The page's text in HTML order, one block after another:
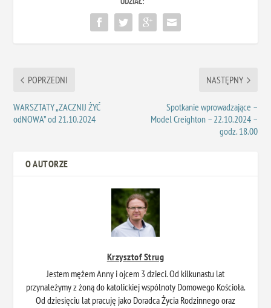
POPRZEDNI
WARSZTATY „ZACZNIJ ŻYĆ
odNOWA” od 21.10.2024
NASTĘPNY
Spotkanie wprowadzające –
Model Creighton – 22.10.2024 –
godz. 18.00
O AUTORZE
Krzysztof Strug
Jestem mężem Anny i ojcem 3 dzieci. Od kilkunastu lat
przynależymy z żoną do katolickiej wspólnoty Domowego Kościoła.
Od dziesięciu lat pracuję jako Doradca Życia Rodzinnego oraz